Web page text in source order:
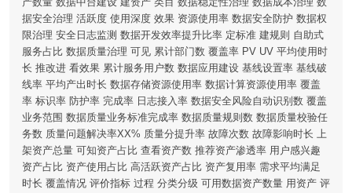
据安全治理 活跃度 使用深度 效果 资源使用率 数据安全防护 数据权
限治理 安全日志监测 数据开发效率提升比率 定标准 建规则 自助式
服务占比 数据质量治理 可见 累计部门数 覆盖率 PV UV 平均使用时
长 推改进 看效果 累计服务用户数 数据应用建设 基线设置率 基线破
线率 平均产出时长 数据存储资源使用率 数据计算资源使用率 覆盖
率 标识率 防护率 完成率 日志接入率 数据安全风险自动识别数 覆盖
业务范围 数据质量业务标准完成率 数据质量规则数 数据质量校验任
务数 质量问题解决率XX% 质量分提升率 故障次数 故障影响时长 上
架资产总量 可知资产占比 查看资产数 推荐资产渗透率 用户感兴趣
资产占比 资产使用占比 高活跃资产占比 资产复用率 需求平均满足
时长 覆盖情况 评价指标 过程 分类分级 可用数据资产数量 用资产 评